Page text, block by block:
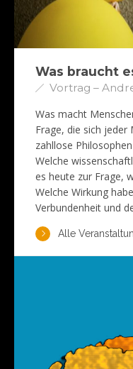
Was braucht
Vortrag –
Was macht
Frage, die sich jeder
zahllose
Welche
es heute zur Frage,
Welche Wirkung
Verbundenheit und
Alle